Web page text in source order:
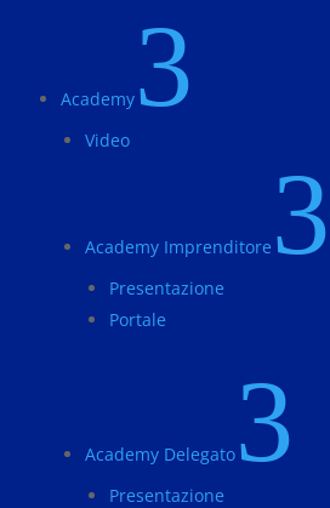
Academy 3
Video
Academy Imprenditore 3
Presentazione
Portale
Academy Delegato 3
Presentazione